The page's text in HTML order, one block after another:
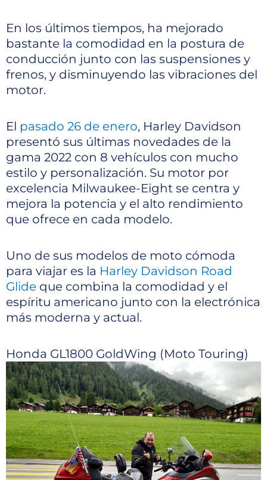
En los últimos tiempos, ha mejorado
bastante la comodidad en la postura de
conducción junto con las suspensiones y
frenos, y disminuyendo las vibraciones del
motor.
El pasado 26 de enero, Harley Davidson
presentó sus últimas novedades de la
gama 2022 con 8 vehículos con mucho
estilo y personalización. Su motor por
excelencia Milwaukee-Eight se centra y
mejora la potencia y el alto rendimiento
que ofrece en cada modelo.
Uno de sus modelos de moto cómoda
para viajar es la Harley Davidson Road
Glide que combina la comodidad y el
espíritu americano junto con la electrónica
más moderna y actual.
Honda GL1800 GoldWing (Moto Touring)